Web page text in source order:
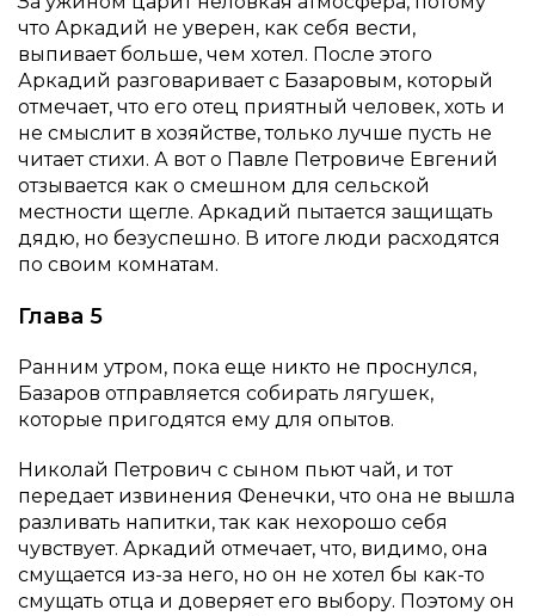
что Аркадий не уверен, как себя вести,
выпивает больше, чем хотел. После этого
Аркадий разговаривает с Базаровым, который
отмечает, что его отец приятный человек, хоть и
не смыслит в хозяйстве, только лучше пусть не
читает стихи. А вот о Павле Петровиче Евгений
отзывается как о смешном для сельской
местности щегле. Аркадий пытается защищать
дядю, но безуспешно. В итоге люди расходятся
по своим комнатам.
Глава 5
Ранним утром, пока еще никто не проснулся,
Базаров отправляется собирать лягушек,
которые пригодятся ему для опытов.
Николай Петрович с сыном пьют чай, и тот
передает извинения Фенечки, что она не вышла
разливать напитки, так как нехорошо себя
чувствует. Аркадий отмечает, что, видимо, она
смущается из-за него, но он не хотел бы как-то
смущать отца и доверяет его выбору. Поэтому он